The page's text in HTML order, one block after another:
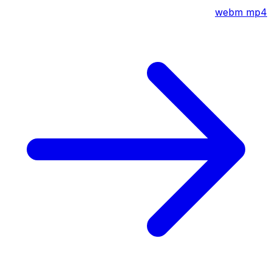
webm mp4